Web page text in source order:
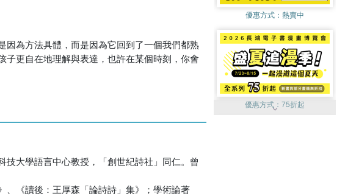
為方法具體，而是因為它回到了一個我們都熟
更自在地理解與表達，也許在某個時刻，你會
大學語言中心教授，「創世紀詩社」同仁。曾
、《讀後：王厚森「論詩詩」集》；學術論著
優惠方式： 熱賣中
優惠方式： 75折起